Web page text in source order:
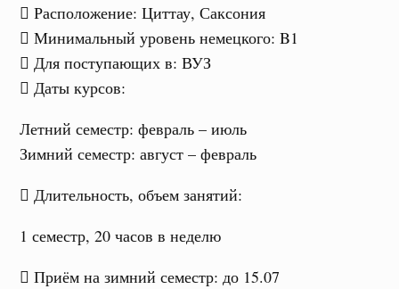
Расположение: Циттау, Саксония
Минимальный уровень немецкого:B1
Для поступающих в:ВУЗ
Даты курсов:
Летний семестр: февраль – июль
Зимний семестр: август – февраль
Длительность, объем занятий:
1 семестр, 20 часов в неделю
Приём на зимний семестр: до 15.07